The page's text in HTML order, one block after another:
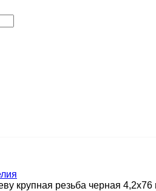
крупная резьба черная 4,2х76